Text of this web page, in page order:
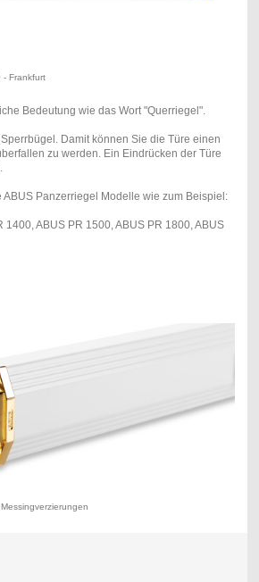
- Frankfurt
Bedeutung wie das Wort "Querriegel".
Damit können Sie die Türe einen
zu werden. Ein Eindrücken der Türe
ABUS Panzerriegel Modelle wie zum Beispiel:
1400, ABUS PR 1500, ABUS PR 1800, ABUS